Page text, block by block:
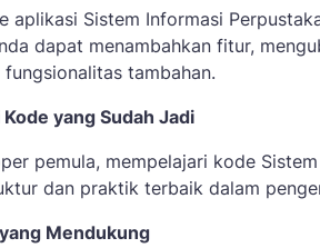
aplikasi Sistem Informasi
dapat menambahkan fitur,
fungsionalitas tambahan.
yang Sudah Jadi
pemula, mempelajari kode
dan praktik terbaik dalam
Mendukung